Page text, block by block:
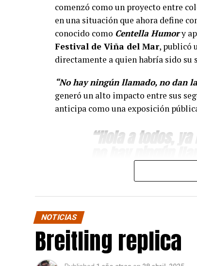
comenzó como un proyecto entre
en una situación que ahora define
conocido como Centella Humory
Festival de Viña del Mar, publicó
directamente a quien habría sido
“No hay ningún llamado, no dan
generó un alto impacto entre sus
anticipa como una exposición
“Hola a todos,
para pagar lo
Según relató en su publicación,
bajo control de terceros. A partir de
respaldaría su denuncia.
NOTICIAS
Breitling replica